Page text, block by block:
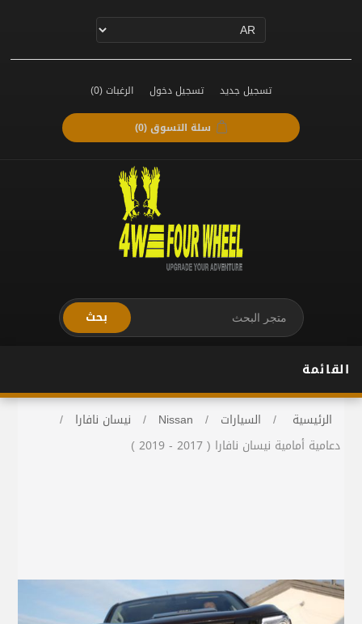
تسجيل جديد تسجيل دخول الرغبات(0)
سلة التسوق(0)
بحث
القائمة
الرئيسية / السيارات /
Nissan
/ نيسان نافارا
/
دعامية أمامية نيسان نافارا ( 2017 - 2019 )